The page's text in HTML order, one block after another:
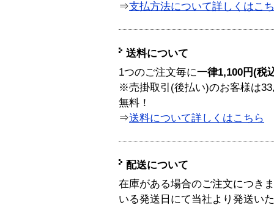
⇒支払方法について詳しくはこ
送料について
1つのご注文毎に一律1,100円(税
※売掛取引(後払い)のお客様は
無料！
⇒送料について詳しくはこちら
配送について
在庫がある場合のご注文につき
いる発送日にて当社より発送い